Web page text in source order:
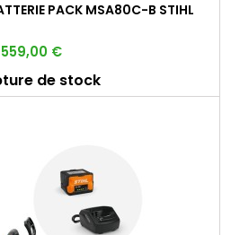
PACK MSA80C-B STIHL
Prix
559,00 €
de stock